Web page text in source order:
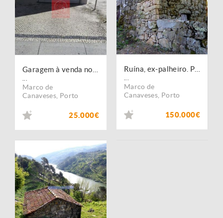
Marco de
Canaveses Porto
25.000€
Ruína, ex-palheiro. Portugal, Marco Canaveses, Porto.
Marco de
Canaveses Porto
150.000€